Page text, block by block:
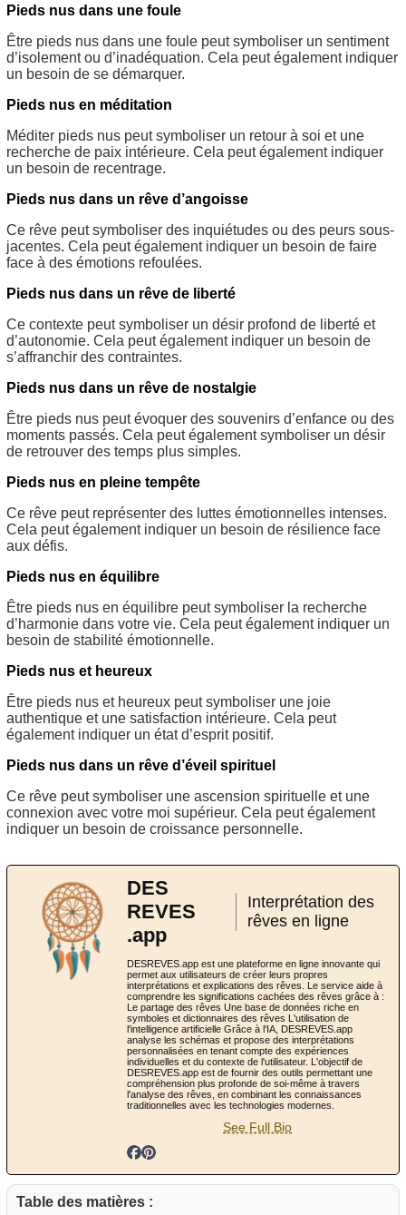
Pieds nus dans une foule
Être pieds nus dans une foule peut symboliser un sentiment
d’isolement ou d’inadéquation. Cela peut également indiquer
un besoin de se démarquer.
Pieds nus en méditation
Méditer pieds nus peut symboliser un retour à soi et une
recherche de paix intérieure. Cela peut également indiquer
un besoin de recentrage.
Pieds nus dans un rêve d’angoisse
Ce rêve peut symboliser des inquiétudes ou des peurs sous-
jacentes. Cela peut également indiquer un besoin de faire
face à des émotions refoulées.
Pieds nus dans un rêve de liberté
Ce contexte peut symboliser un désir profond de liberté et
d’autonomie. Cela peut également indiquer un besoin de
s’affranchir des contraintes.
Pieds nus dans un rêve de nostalgie
Être pieds nus peut évoquer des souvenirs d’enfance ou des
moments passés. Cela peut également symboliser un désir
de retrouver des temps plus simples.
Pieds nus en pleine tempête
Ce rêve peut représenter des luttes émotionnelles intenses.
Cela peut également indiquer un besoin de résilience face
aux défis.
Pieds nus en équilibre
Être pieds nus en équilibre peut symboliser la recherche
d’harmonie dans votre vie. Cela peut également indiquer un
besoin de stabilité émotionnelle.
Pieds nus et heureux
Être pieds nus et heureux peut symboliser une joie
authentique et une satisfaction intérieure. Cela peut
également indiquer un état d’esprit positif.
Pieds nus dans un rêve d’éveil spirituel
Ce rêve peut symboliser une ascension spirituelle et une
connexion avec votre moi supérieur. Cela peut également
indiquer un besoin de croissance personnelle.
DES
REVES
.app
Interprétation des
rêves en ligne
DESREVES.app est une plateforme en ligne innovante qui
permet aux utilisateurs de créer leurs propres
interprétations et explications des rêves. Le service aide à
comprendre les significations cachées des rêves grâce à :
Le partage des rêves Une base de données riche en
symboles et dictionnaires des rêves L'utilisation de
l'intelligence artificielle Grâce à l'IA, DESREVES.app
analyse les schémas et propose des interprétations
personnalisées en tenant compte des expériences
individuelles et du contexte de l'utilisateur. L'objectif de
DESREVES.app est de fournir des outils permettant une
compréhension plus profonde de soi-même à travers
l'analyse des rêves, en combinant les connaissances
traditionnelles avec les technologies modernes.
See Full Bio
Table des matières :